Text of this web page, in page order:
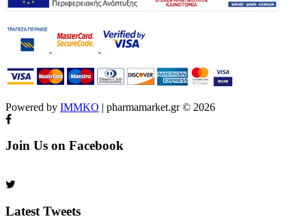
Powered by IMMKO | pharmamarket.gr © 2026
Join Us on Facebook
Latest Tweets